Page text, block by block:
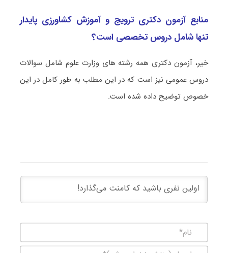
منابع آزمون دکتری ترویج و آموزش کشاورزی پایدار
تنها شامل دروس تخصصی است؟
خیر، آزمون دکتری همه رشته های وزارت علوم شامل سوالات
دروس عمومی نیز است که در این مطلب به طور کامل در این
خصوص توضیح داده شده است.